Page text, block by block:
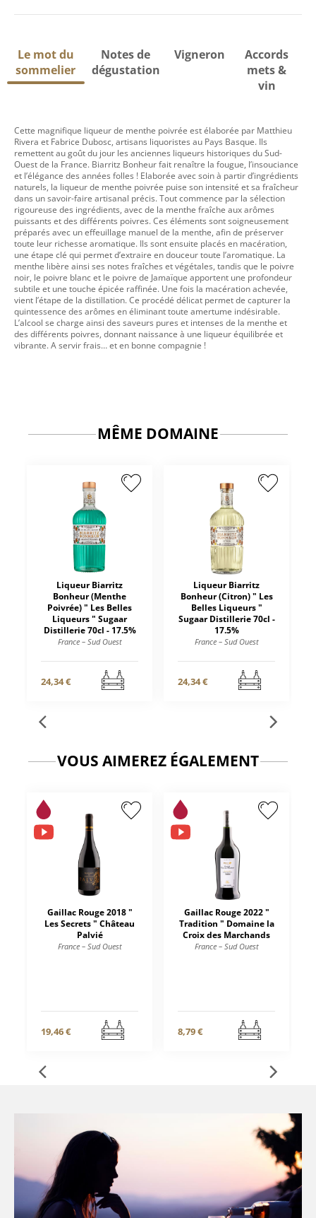
Le mot du
sommelier
Notes de
dégustation
Vigneron
Accords
mets &
vin
Cette magnifique liqueur de menthe poivrée est élaborée par Matthieu
Rivera et Fabrice Dubosc, artisans liquoristes au Pays Basque. Ils
remettent au goût du jour les anciennes liqueurs historiques du Sud-
Ouest de la France. Biarritz Bonheur fait renaître la fougue, l’insouciance
et l’élégance des années folles ! Elaborée avec soin à partir d’ingrédients
naturels, la liqueur de menthe poivrée puise son intensité et sa fraîcheur
dans un savoir-faire artisanal précis. Tout commence par la sélection
rigoureuse des ingrédients, avec de la menthe fraîche aux arômes
puissants et des différents poivres. Ces éléments sont soigneusement
préparés avec un effeuillage manuel de la menthe, afin de préserver
toute leur richesse aromatique. Ils sont ensuite placés en macération,
une étape clé qui permet d’extraire en douceur toute l’aromatique. La
menthe libère ainsi ses notes fraîches et végétales, tandis que le poivre
noir, le poivre blanc et le poivre de Jamaïque apportent une profondeur
subtile et une touche épicée raffinée. Une fois la macération achevée,
vient l’étape de la distillation. Ce procédé délicat permet de capturer la
quintessence des arômes en éliminant toute amertume indésirable.
L’alcool se charge ainsi des saveurs pures et intenses de la menthe et
des différents poivres, donnant naissance à une liqueur équilibrée et
vibrante. A servir frais… et en bonne compagnie !
MÊME DOMAINE
Liqueur Biarritz
Bonheur (Menthe
Poivrée) " Les Belles
Liqueurs " Sugaar
Distillerie 70cl - 17.5%
France – Sud Ouest
24,34 €
Liqueur Biarritz
Bonheur (Citron) " Les
Belles Liqueurs "
Sugaar Distillerie 70cl -
17.5%
France – Sud Ouest
24,34 €
VOUS AIMEREZ ÉGALEMENT
Gaillac Rouge 2018 "
Les Secrets " Château
Palvié
France – Sud Ouest
19,46 €
Gaillac Rouge 2022 "
Tradition " Domaine la
Croix des Marchands
France – Sud Ouest
8,79 €